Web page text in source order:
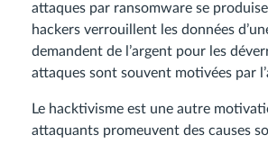
attaques par ransomware se
hackers verrouillent les données
demandent de l’argent pour les
attaques sont souvent motivées par
Le hacktivisme est une autre
attaquants promeuvent des causes